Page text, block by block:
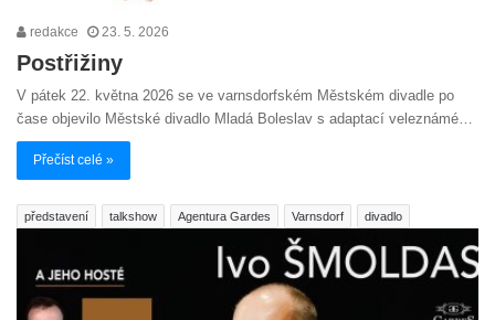
redakce 23. 5. 2026
Postřižiny
V pátek 22. května 2026 se ve varnsdorfském Městském divadle po
čase objevilo Městské divadlo Mladá Boleslav s adaptací veleznámé…
Přečíst celé »
představení talkshow Agentura Gardes Varnsdorf divadlo